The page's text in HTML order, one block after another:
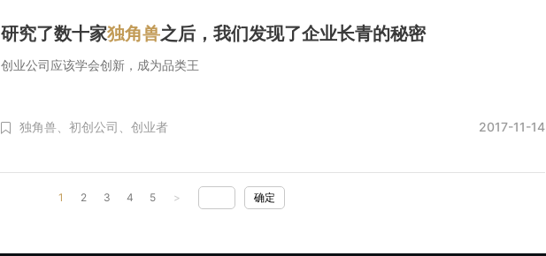
研究了数十家独角兽之后，我们发现了企业长青的秘密
创业公司应该学会创新，成为品类王
独角兽、 初创公司、 创业者 2017-11-14
1 2 3 4 5 > 确定